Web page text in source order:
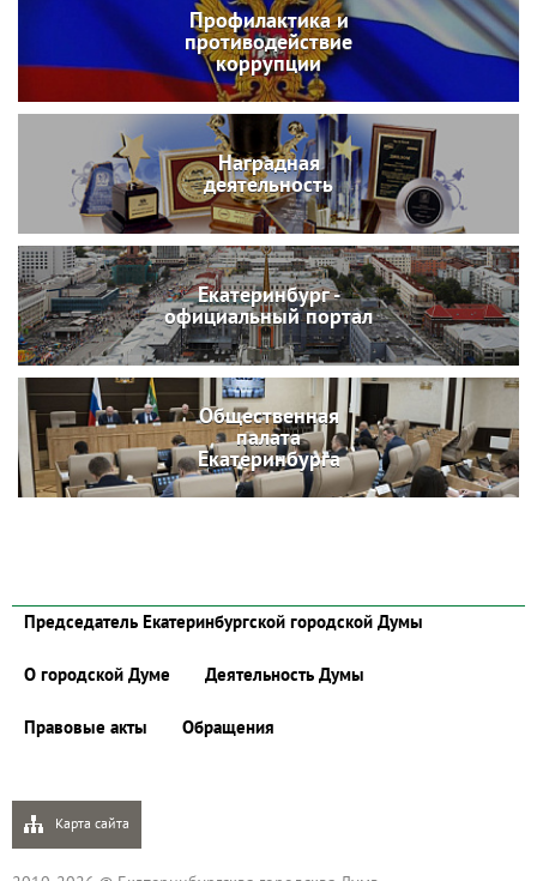
Профилактика и
противодействие
коррупции
Наградная
деятельность
Екатеринбург -
официальный портал
Общественная
палата
Екатеринбурга
Председатель Екатеринбургской городской Думы
О городской Думе Деятельность Думы
Правовые акты Обращения
Карта сайта